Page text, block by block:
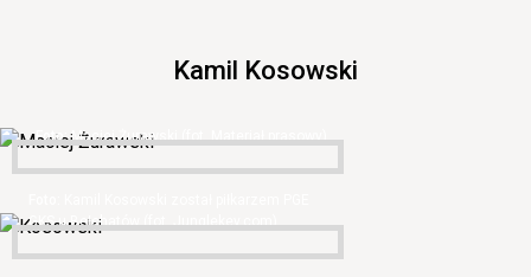
Kamil Kosowski
Maciej Żurawski (fot. Materiał prasowy)
GKS-u Bełchatów (fot. Junglekey.com)